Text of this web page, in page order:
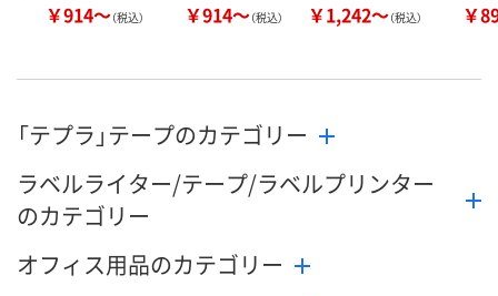
￥914～（税込） ￥914～（税込） ￥1,242～（税込） ￥
「テプラ」テープのカテゴリー
ラベルライター/テープ/ラベルプリンター
のカテゴリー
オフィス用品のカテゴリー